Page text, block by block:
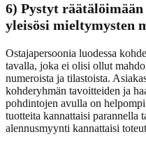
6) Pystyt
yleisösi mieltymysten
Ostajapersoonia luodessa
tavalla, joka ei olisi ollut
numeroista ja tilastoista.
kohderyhmän tavoitteiden ja
pohdintojen avulla on
tuotteita kannattaisi parannella
alennusmyynti kannattaisi